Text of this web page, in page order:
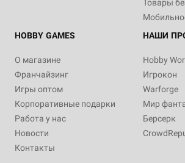
Товары
HOBBY GAMES
О магазине
Франчайзинг
Игры оптом
Корпоративные подарки
Работа у нас
Новости
Контакты
НАШИ
Hobby
Игрокон
Warforge
Мир
Берсерк